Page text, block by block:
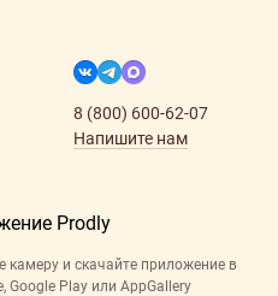
8 (800) 600-62-07
Напишите нам
Prodly
камеру и скачайте приложение в
Google Play или AppGallery